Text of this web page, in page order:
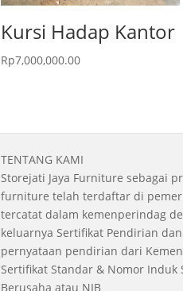
Kursi Hadap Kantor
Rp7,000,000.00
TENTANG KAMI
Storejati Jaya Furniture sebagai
furniture telah terdaftar di
tercatat dalam kemenperindag
keluarnya Sertifikat Pendirian
pernyataan pendirian dari
Sertifikat Standar & Nomor Induk
Berusaha atau NIB